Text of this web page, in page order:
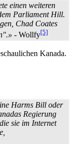
einen weiteren
Parliament Hill.
Chad Coates
- Wollfy[5]
Kanada.
Harms Bill oder
Regierung
sie im Internet